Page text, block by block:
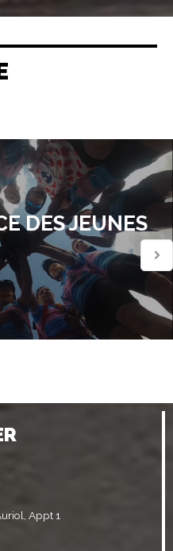
DES JEUNES
Appt 1